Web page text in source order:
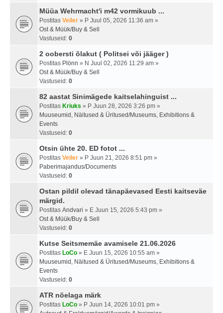
Müüa Wehrmacht'i m42 vormikuub ...
Postitas Veiler » P Juul 05, 2026 11:36 am »
Ost & Müük/Buy & Sell
Vastuseid: 0
2 oobersti õlakut ( Politsei või jääger )
Postitas Plönn » N Juul 02, 2026 11:29 am »
Ost & Müük/Buy & Sell
Vastuseid: 0
82 aastat Sinimägede kaitselahinguist ...
Postitas Kriuks » P Juun 28, 2026 3:26 pm »
Muuseumid, Näitused & Üritused/Museums, Exhibitions &
Events
Vastuseid: 0
Otsin ühte 20. ED fotot ...
Postitas Veiler » P Juun 21, 2026 8:51 pm »
Paberimajandus/Documents
Vastuseid: 0
Ostan pildil olevad tänapäevased Eesti kaitseväe
märgid.
Postitas Andvari » E Juun 15, 2026 5:43 pm »
Ost & Müük/Buy & Sell
Vastuseid: 0
Kutse Seitsmemäe avamisele 21.06.2026
Postitas LoCo » E Juun 15, 2026 10:55 am »
Muuseumid, Näitused & Üritused/Museums, Exhibitions &
Events
Vastuseid: 0
ATR nõelaga märk
Postitas LoCo » P Juun 14, 2026 10:01 pm »